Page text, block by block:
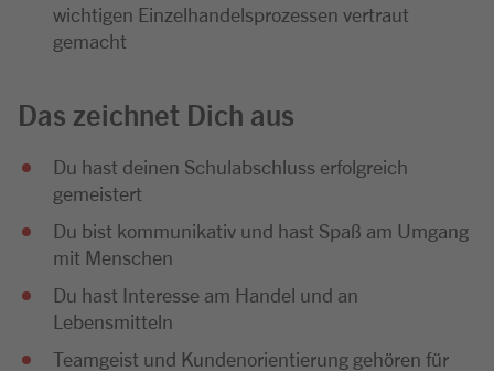
wichtigen Einzelhandelsprozessen vertraut
gemacht
Das zeichnet Dich aus
Du hast deinen Schulabschluss erfolgreich
gemeistert
Du bist kommunikativ und hast Spaß am Umgang
mit Menschen
Du hast Interesse am Handel und an
Lebensmitteln
Teamgeist und Kundenorientierung gehören für